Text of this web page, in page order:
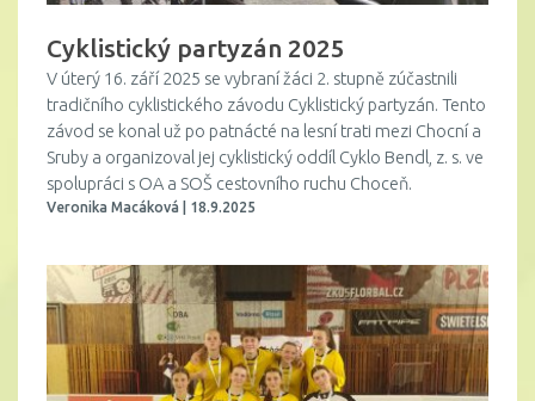
Cyklistický partyzán 2025
V úterý 16. září 2025 se vybraní žáci 2. stupně zúčastnili
tradičního cyklistického závodu Cyklistický partyzán. Tento
závod se konal už po patnácté na lesní trati mezi Chocní a
Sruby a organizoval jej cyklistický oddíl Cyklo Bendl, z. s. ve
spolupráci s OA a SOŠ cestovního ruchu Choceň.
Veronika Macáková | 18.9.2025